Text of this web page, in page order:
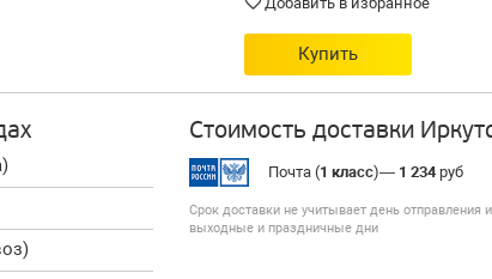
Купить
Стоимость доставки
Почта (1 класс)— 1 234руб
Срок доставки не учитывает день отправления
выходные и праздничные дни